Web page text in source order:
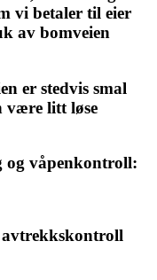
vi betaler til eier
av bomveien
er stedvis smal
være litt løse
våpenkontroll: